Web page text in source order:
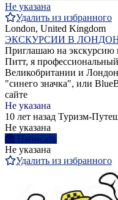
Не указана
Удалить из избранного
London, United Kingdom
ЭКСКУРСИИ В
Приглашаю на экскурсию
Питт, я
Великобритании и
"синего значка", или
сайте
Не указана
10 лет назад Туризм-
Не указана
Написать
Не указана
Удалить из избранного